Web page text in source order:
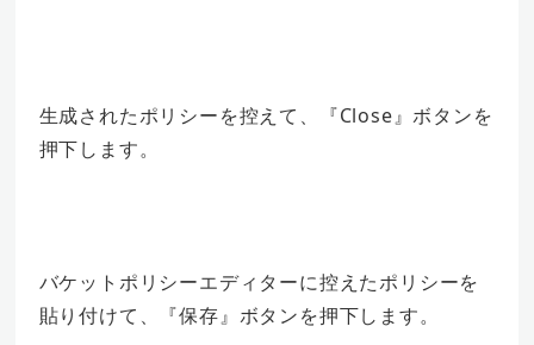
生成されたポリシーを控えて、『Close』ボタンを
押下します。
バケットポリシーエディターに控えたポリシーを
貼り付けて、『保存』ボタンを押下します。